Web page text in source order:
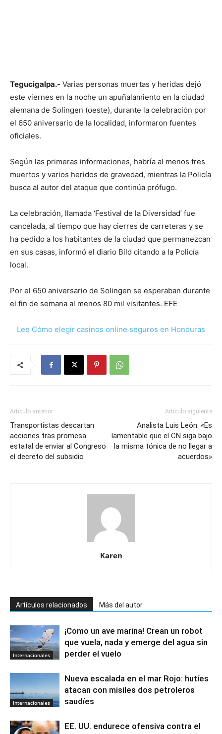
Tegucigalpa.- Varias personas muertas y heridas dejó
este viernes en la noche un apuñalamiento en la ciudad
alemana de Solingen (oeste), durante la celebración por
el 650 aniversario de la localidad, informaron fuentes
oficiales.
Según las primeras informaciones, habría al menos tres
muertos y varios heridos de gravedad, mientras la Policía
busca al autor del ataque que continúa prófugo.
La celebración, llamada ‘Festival de la Diversidad’ fue
cancelada, al tiempo que hay cierres de carreteras y se
ha pedido a los habitantes de la ciudad que permanezcan
en sus casas, informó el diario Bild citando a la Policía
local.
Por el 650 aniversario de Solingen se esperaban durante
el fin de semana al menos 80 mil visitantes. EFE
Lee Cómo elegir casinos online seguros en Honduras
Artículo anterior
Transportistas descartan
acciones tras promesa
estatal de enviar al Congreso
el decreto del subsidio
Artículo siguiente
Analista Luis León: «Es
lamentable que el CN siga bajo
la misma tónica de no llegar a
acuerdos»
Karen
Artículos relacionados Más del autor
Internacionales
¡Como un ave marina! Crean un robot
que vuela, nada y emerge del agua sin
perder el vuelo
Internacionales
Nueva escalada en el mar Rojo: hutíes
atacan con misiles dos petroleros
saudíes
EE. UU. endurece ofensiva contra el